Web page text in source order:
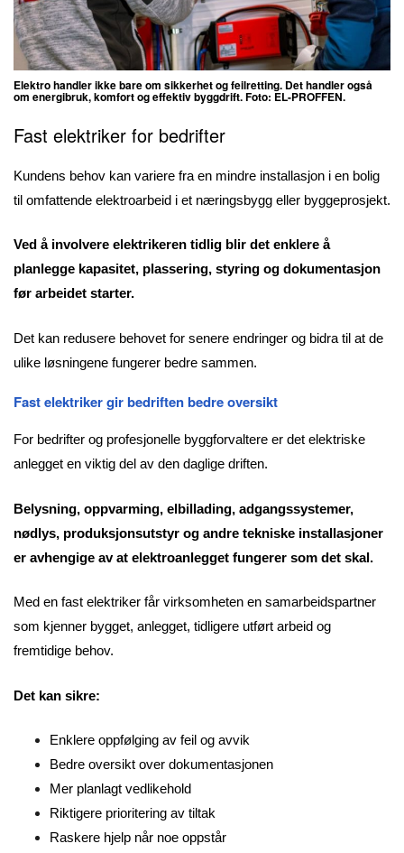
Elektro handler ikke bare om sikkerhet og feilretting. Det handler også
om energibruk, komfort og effektiv byggdrift. Foto: EL-PROFFEN.
Fast elektriker for bedrifter
Kundens behov kan variere fra en mindre installasjon i en bolig
til omfattende elektroarbeid i et næringsbygg eller byggeprosjekt.
Ved å involvere elektrikeren tidlig blir det enklere å
planlegge kapasitet, plassering, styring og dokumentasjon
før arbeidet starter.
Det kan redusere behovet for senere endringer og bidra til at de
ulike løsningene fungerer bedre sammen.
Fast elektriker gir bedriften bedre oversikt
For bedrifter og profesjonelle byggforvaltere er det elektriske
anlegget en viktig del av den daglige driften.
Belysning, oppvarming, elbillading, adgangssystemer,
nødlys, produksjonsutstyr og andre tekniske installasjoner
er avhengige av at elektroanlegget fungerer som det skal.
Med en fast elektriker får virksomheten en samarbeidspartner
som kjenner bygget, anlegget, tidligere utført arbeid og
fremtidige behov.
Det kan sikre:
Enklere oppfølging av feil og avvik
Bedre oversikt over dokumentasjonen
Mer planlagt vedlikehold
Riktigere prioritering av tiltak
Raskere hjelp når noe oppstår